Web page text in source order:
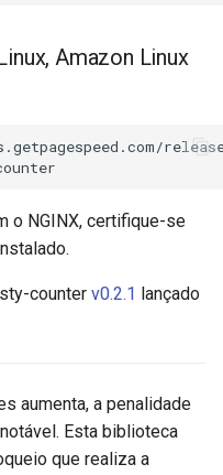
Amazon Linux
o NGINX, certifique-se
counter v0.2.1 lançado
aumenta, a penalidade
Esta biblioteca
que realiza a